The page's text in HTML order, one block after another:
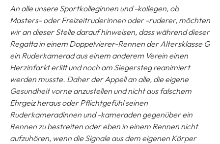
An alle unsere Sportkolleginnen und -kollegen, ob
Masters- oder Freizeitruderinnen oder -ruderer, möchten
wir an dieser Stelle darauf hinweisen, dass während dieser
Regatta in einem Doppelvierer-Rennen der Altersklasse G
ein Ruderkamerad aus einem anderem Verein einen
Herzinfarkt erlitt und noch am Siegersteg reanimiert
werden musste. Daher der Appell an alle, die eigene
Gesundheit vorne anzustellen und nicht aus falschem
Ehrgeiz heraus oder Pflichtgefühl seinen
Ruderkameradinnen und -kameraden gegenüber ein
Rennen zu bestreiten oder eben in einem Rennen nicht
aufzuhören, wenn die Signale aus dem eigenen Körper